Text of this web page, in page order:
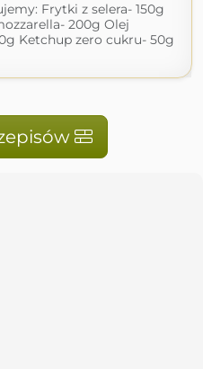
Frytki z selera- 150g
200g Olej
Ketchup zero cukru- 50g